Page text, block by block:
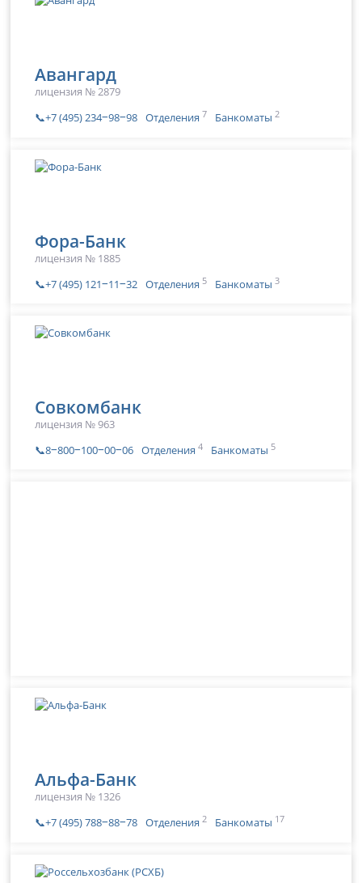
Авангард
лицензия № 2879
📞+7 (495) 234‒98‒98 Отделения 7 Банкоматы 2
Фора-Банк
лицензия № 1885
📞+7 (495) 121‒11‒32 Отделения 5 Банкоматы 3
Совкомбанк
лицензия № 963
📞8‒800‒100‒00‒06 Отделения 4 Банкоматы 5
Альфа-Банк
лицензия № 1326
📞+7 (495) 788‒88‒78 Отделения 2 Банкоматы 17